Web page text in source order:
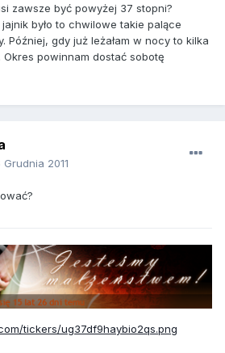
zawsze być powyżej 37 stopni?
było to chwilowe takie palące
Później, gdy już leżałam w nocy to kilka
Okres powinnam dostać sobotę
Grudnia 2011